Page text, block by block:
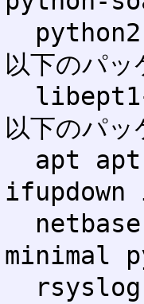
以下のパ
以下のパ
minimal